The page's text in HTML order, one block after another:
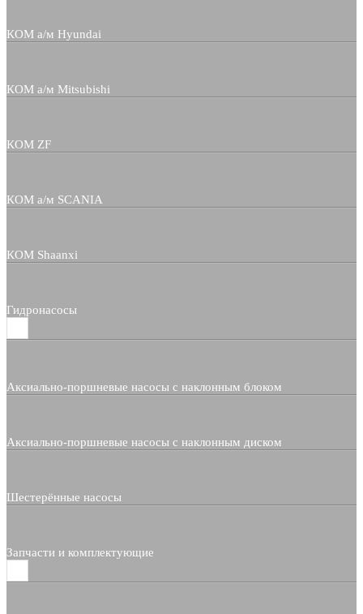
КОМ а/м Hyundai
КОМ а/м Mitsubishi
КОМ ZF
КОМ а/м SCANIA
КОМ Shaanxi
Гидронасосы
Аксиально-поршневые насосы с наклонным блоком
Аксиально-поршневые насосы с наклонным диском
Шестерённые насосы
Запчасти и комплектующие